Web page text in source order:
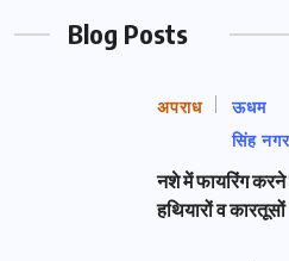
Blog Posts
अपराध
ऊधम
सिंह नगर
नशे में फायरिंग करने
हथियारों व कारतूसों